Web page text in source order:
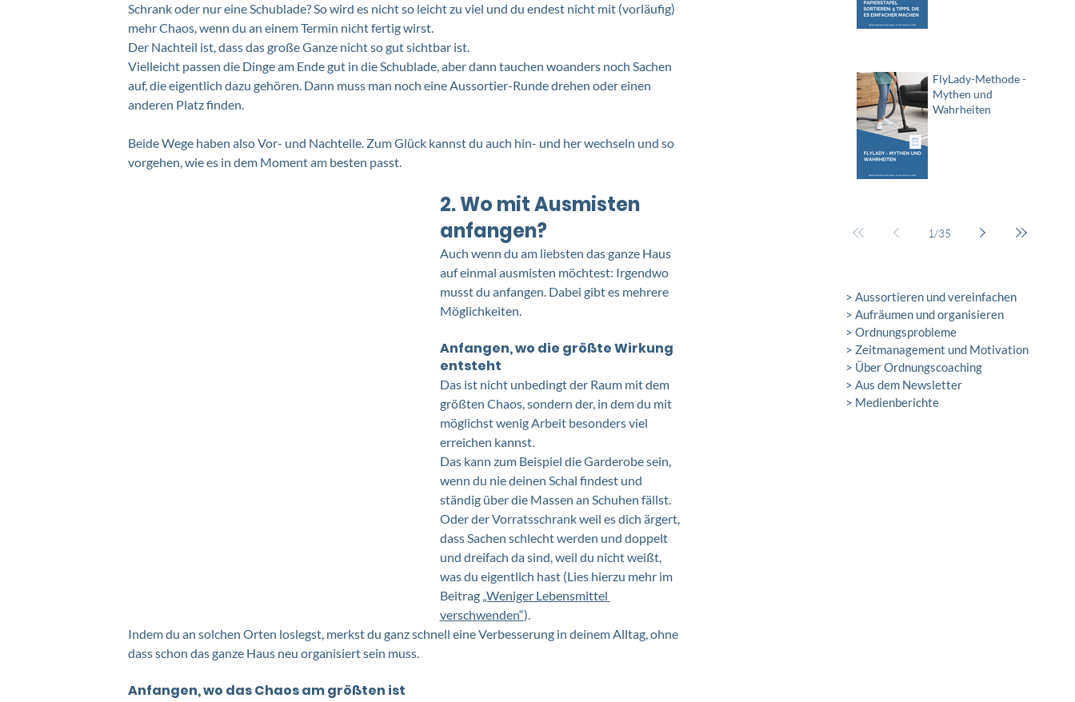
Schrank oder nur eine Schublade? So wird es nicht so leicht zu viel und du endest nicht mit (vorläufig)
mehr Chaos, wenn du an einem Termin nicht fertig wirst.
Der Nachteil ist, dass das große Ganze nicht so gut sichtbar ist.
Vielleicht passen die Dinge am Ende gut in die Schublade, aber dann tauchen woanders noch Sachen
auf, die eigentlich dazu gehören. Dann muss man noch eine Aussortier-Runde drehen oder einen
anderen Platz finden.
Beide Wege haben also Vor- und Nachteile. Zum Glück kannst du auch hin- und her wechseln und so
vorgehen, wie es in dem Moment am besten passt.
2. Wo mit Ausmisten
anfangen?
Auch wenn du am liebsten das ganze Haus
auf einmal ausmisten möchtest: Irgendwo
musst du anfangen. Dabei gibt es mehrere
Möglichkeiten.
Anfangen, wo die größte Wirkung
entsteht
Das ist nicht unbedingt der Raum mit dem
größten Chaos, sondern der, in dem du mit
möglichst wenig Arbeit besonders viel
erreichen kannst.
Das kann zum Beispiel die Garderobe sein,
wenn du nie deinen Schal findest und
ständig über die Massen an Schuhen fällst.
Oder der Vorratsschrank weil es dich ärgert,
dass Sachen schlecht werden und doppelt
und dreifach da sind, weil du nicht weißt,
was du eigentlich hast (Lies hierzu mehr im
Beitrag „Weniger Lebensmittel
verschwenden“).
Indem du an solchen Orten loslegst, merkst du ganz schnell eine Verbesserung in deinem Alltag, ohne
dass schon das ganze Haus neu organisiert sein muss.
Anfangen, wo das Chaos am größten ist
FlyLady-Methode -
Mythen und
Wahrheiten
1 /35
> Aussortieren und vereinfachen
> Aufräumen und organisieren
> Ordnungsprobleme
> Zeitmanagement und Motivation
> Über Ordnungscoaching
> Aus dem Newsletter
> Medienberichte